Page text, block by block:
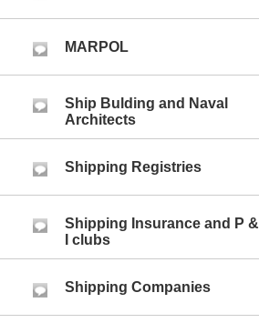
MARPOL
Ship Bulding and Naval
Architects
Shipping Registries
Shipping Insurance and P &
I clubs
Shipping Companies